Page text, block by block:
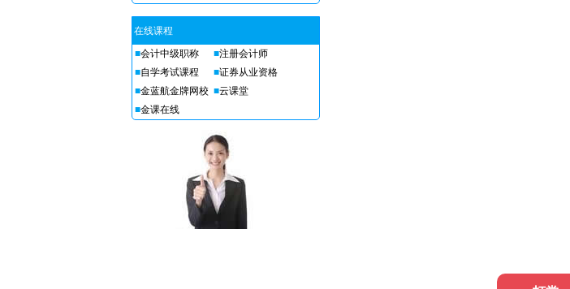
在线课程
■会计中级职称 ■注册会计师
■自学考试课程 ■证券从业资格
■金蓝航金牌网校 ■云课堂
■金课在线